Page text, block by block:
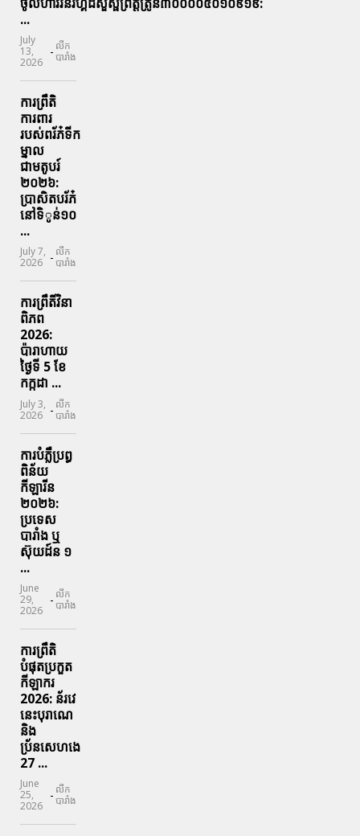
...
July
13,
2026
- លីក
បារាំង
ការព្រឹតិ
ការពារ
របស់ពរ័ភ៎ទីក
ម្នាល
ជាមតូបរ៍
២០២៦:
ប្រាសិតបរ័ភ៎
នៅទិូន់១០
...
July 7,
2026 - លីក
បារាំង
ការព្រឹតិ៍វិនា
ពិភព
2026:
ប៉ារាហាយ
ថ្ងៃទី 5 ខែ
កក្កដា ...
July 3,
2026 - លីក
បារាំង
ការបំភ្លឺប្រព្ធ​
ពិន័យ​
កីឡារីន​
២០២៦:
ប្រទេស​
បារាំង​ ឬ​
ស៊ុយដ៍ន​ ១
...
June
29,
2026
- លីក
បារាំង
ការព្រឹតិ
បំផុតប្រកួត
កីឡាករ
2026: ន័រវេ
នេះបុរាណេ
និង
ប្រ័នសេហងេ
27 ...
June
25,
2026
- លីក
បារាំង